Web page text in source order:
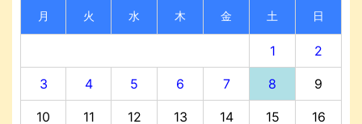
月 火 水 木 金 土 日
1 2
3 4 5 6 7 8 9
10 11 12 13 14 15 16